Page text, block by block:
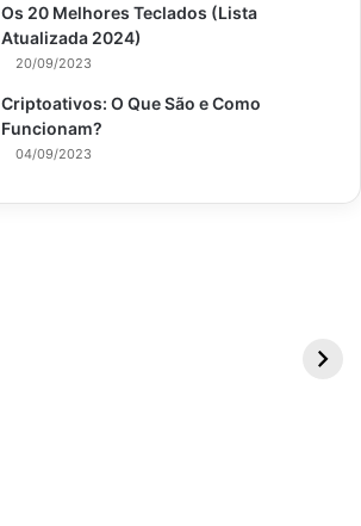
Os 20 Melhores Teclados (Lista
Atualizada 2024)
20/09/2023
Criptoativos: O Que São e Como
Funcionam?
04/09/2023